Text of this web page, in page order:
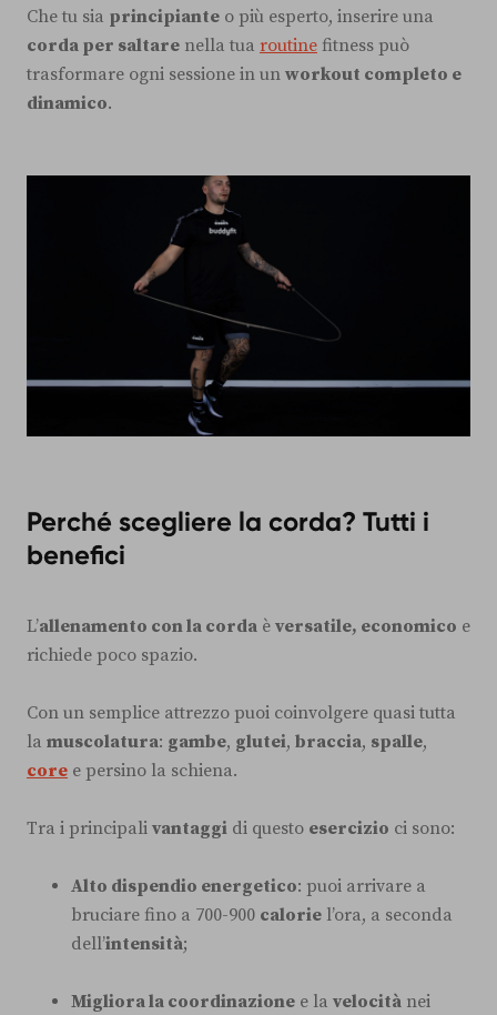
Che tu sia principiante o più esperto, inserire una
corda per saltare nella tua routine fitness può
trasformare ogni sessione in un workout completo e
dinamico.
Perché scegliere la corda? Tutti i
benefici
L’allenamento con la corda è versatile, economico e
richiede poco spazio.
Con un semplice attrezzo puoi coinvolgere quasi tutta
la muscolatura: gambe, glutei, braccia, spalle,
core e persino la schiena.
Tra i principali vantaggi di questo esercizio ci sono:
Alto dispendio energetico: puoi arrivare a
bruciare fino a 700-900 calorie l’ora, a seconda
dell’intensità;
Migliora la coordinazione e la velocità nei